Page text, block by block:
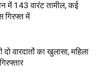
में 143 वारंट तामील, कई
गिरफ्त में
वारदातों का खुलासा, महिला